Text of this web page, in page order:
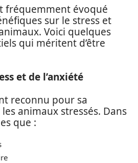
fréquemment évoqué
sur le stress et
Voici quelques
qui méritent d’être
et de l’anxiété
reconnu pour sa
animaux stressés. Dans
que :